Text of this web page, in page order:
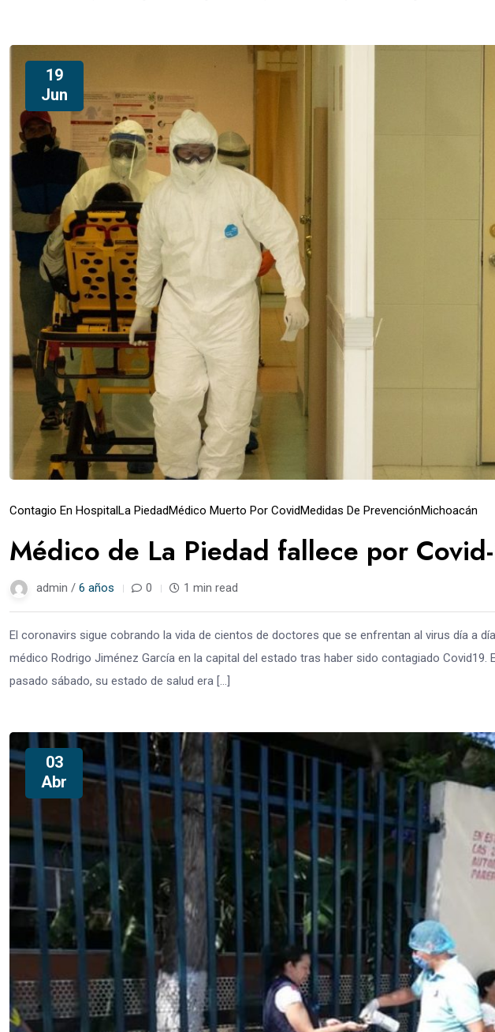
19
Jun
Contagio En Hospital La Piedad Médico Muerto Por Covid Medidas De PrevenciónMichoacán
Médico de La Piedad fallece por
admin / 6 años 0 1 min read
El coronavirs sigue cobrando la vida de cientos de doctores que se enfrentan al virus día a
médico Rodrigo Jiménez García en la capital del estado tras haber sido contagiado Covid19.
pasado sábado, su estado de salud era […]
03
Abr